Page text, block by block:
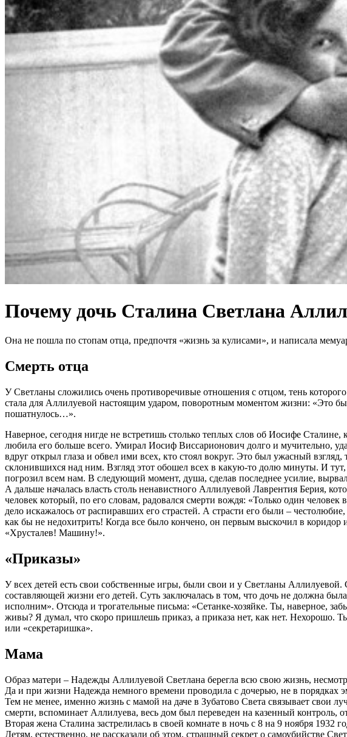
Почему дочь Сталина Светлана
Она не пошла по стопам отца, предпочтя «жизнь за кулисами», и написала
Смерть отца
У Светланы сложились очень противоречивые отношения с отцом, тень
стала для Аллилуевой настоящим ударом, поворотным моментом жизни: «Это
пошатнулось…».
Наверное, сегодня нигде не встретишь столько теплых слов об Иосифе
любила его больше всего. Умирал Иосиф Виссарионович долго и мучительно,
вдруг открыл глаза и обвел ими всех, кто стоял вокруг. Это был ужасный
склонившихся над ним. Взгляд этот обошел всех в какую-то долю минуты. И
погрозил всем нам. В следующий момент, душа, сделав последнее усилие,
А дальше началась власть столь ненавистного Аллилуевой Лаврентия Берия,
человек который, по его словам, радовался смерти вождя: «Только один
дело искажалось от распиравших его страстей. А страсти его были –
как бы не недохитрить! Когда все было кончено, он первым выскочил в
«Хрусталев! Машину!».
«Приказы»
У всех детей есть свои собственные игры, были свои и у Светланы
составляющей жизни его детей. Суть заключалась в том, что дочь не должна
исполним». Отсюда и трогательные письма: «Сетанке-хозяйке. Ты, наверное,
живы? Я думал, что скоро пришлешь приказ, а приказа нет, как нет. Нехорошо.
или «секретаришка».
Мама
Образ матери – Надежды Аллилуевой Светлана берегла всю свою жизнь,
Да и при жизни Надежда немного времени проводила с дочерью, не в порядках
Тем не менее, именно жизнь с мамой на даче в Зубатово Света связывает свои
смерти, вспоминает Аллилуева, весь дом был переведен на казенный контроль,
Вторая жена Сталина застрелилась в своей комнате в ночь с 8 на 9 ноября
Детям, естественно, не рассказали об этом, страшный секрет о самоубийстве